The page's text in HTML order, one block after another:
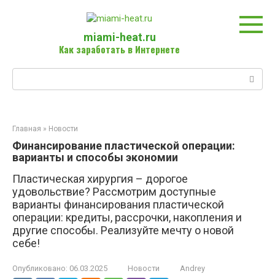
miami-heat.ru
Как заработать в Интернете
Главная » Новости
Финансирование пластической операции:
варианты и способы экономии
Пластическая хирургия – дорогое
удовольствие? Рассмотрим доступные
варианты финансирования пластической
операции: кредиты, рассрочки, накопления и
другие способы. Реализуйте мечту о новой
себе!
Опубликовано: 06.03.2025 Новости Andrey